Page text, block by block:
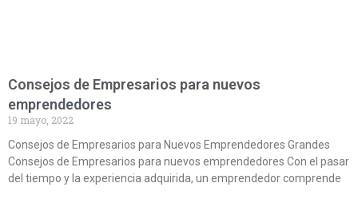
Consejos de Empresarios para nuevos
emprendedores
19 mayo, 2022
Consejos de Empresarios para Nuevos Emprendedores Grandes
Consejos de Empresarios para nuevos emprendedores Con el pasar
del tiempo y la experiencia adquirida, un emprendedor comprende